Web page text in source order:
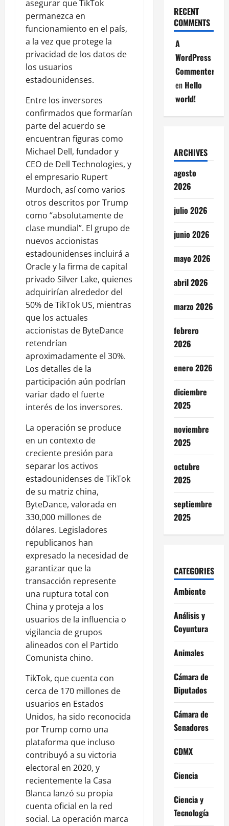
asegurar que TikTok
permanezca en
funcionamiento en el país,
a la vez que protege la
privacidad de los datos de
los usuarios
estadounidenses.
Entre los inversores
confirmados que formarían
parte del acuerdo se
encuentran figuras como
Michael Dell, fundador y
CEO de Dell Technologies, y
el empresario Rupert
Murdoch, así como varios
otros descritos por Trump
como “absolutamente de
clase mundial”. El grupo de
nuevos accionistas
estadounidenses incluirá a
Oracle y la firma de capital
privado Silver Lake, quienes
adquirirían alrededor del
50% de TikTok US, mientras
que los actuales
accionistas de ByteDance
retendrían
aproximadamente el 30%.
Los detalles de la
participación aún podrían
variar dado el fuerte
interés de los inversores.
La operación se produce
en un contexto de
creciente presión para
separar los activos
estadounidenses de TikTok
de su matriz china,
ByteDance, valorada en
330,000 millones de
dólares. Legisladores
republicanos han
expresado la necesidad de
garantizar que la
transacción represente
una ruptura total con
China y proteja a los
usuarios de la influencia o
vigilancia de grupos
alineados con el Partido
Comunista chino.
TikTok, que cuenta con
cerca de 170 millones de
usuarios en Estados
Unidos, ha sido reconocida
por Trump como una
plataforma que incluso
contribuyó a su victoria
electoral en 2020, y
recientemente la Casa
Blanca lanzó su propia
cuenta oficial en la red
social. La operación marca
RECENT
COMMENTS
A
WordPress
Commenter
en Hello
world!
ARCHIVES
agosto
2026
julio 2026
junio 2026
mayo 2026
abril 2026
marzo 2026
febrero
2026
enero 2026
diciembre
2025
noviembre
2025
octubre
2025
septiembre
2025
CATEGORIES
Ambiente
Análisis y
Coyuntura
Animales
Cámara de
Diputados
Cámara de
Senadores
CDMX
Ciencia
Ciencia y
Tecnología